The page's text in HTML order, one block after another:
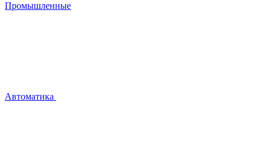
Промышленные
Автоматика